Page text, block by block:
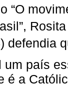
“O
defendia
um país
é a